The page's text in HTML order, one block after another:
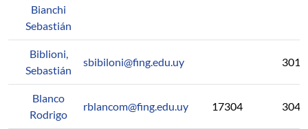
Bianchi
Sebastián
Biblioni,
Sebastián
sbibiloni@fing.edu.uy 301
Blanco
Rodrigo
rblancom@fing.edu.uy 17304 304